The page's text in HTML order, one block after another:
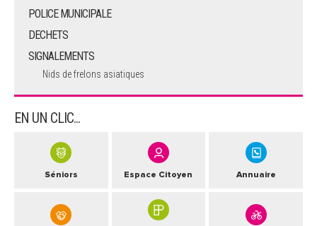
POLICE MUNICIPALE
DECHETS
SIGNALEMENTS
Nids de frelons asiatiques
EN UN CLIC...
Séniors Espace Citoyen Annuaire